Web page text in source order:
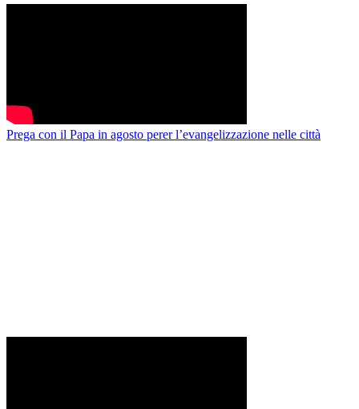
Prega con il Papa in agosto perer l’evangelizzazione nelle città